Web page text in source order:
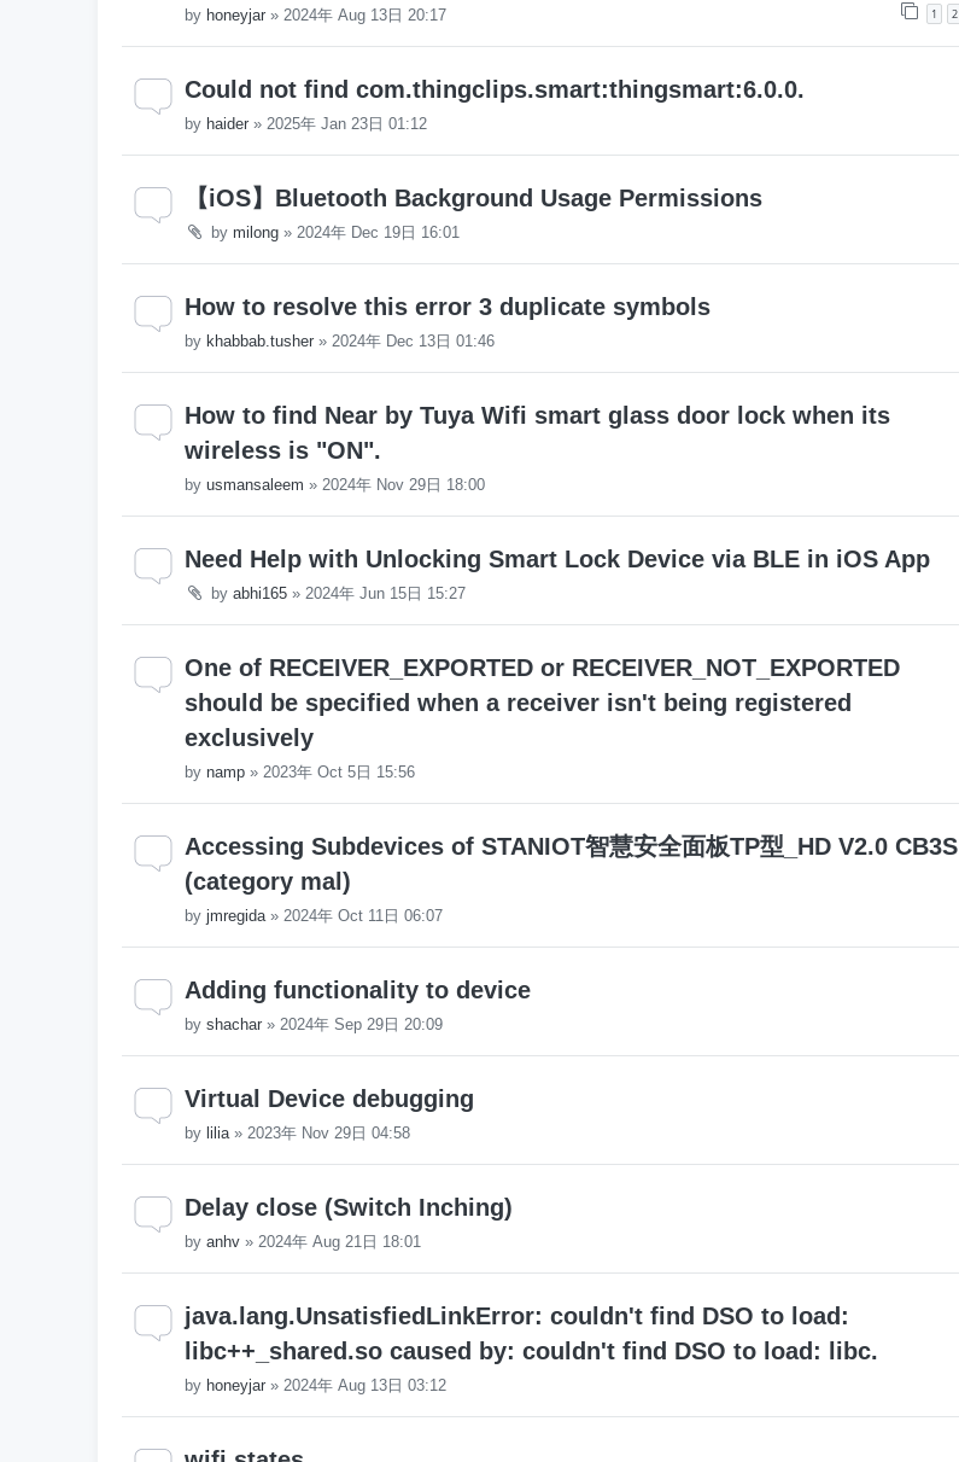
by honeyjar » 2024年 Aug 13日 20:17 1 2
Could not find com.thingclips.smart:thingsmart:6.0.0.
by haider » 2025年 Jan 23日 01:12
【iOS】Bluetooth Background Usage Permissions
by milong » 2024年 Dec 19日 16:01
How to resolve this error 3 duplicate symbols
by khabbab.tusher » 2024年 Dec 13日 01:46
How to find Near by Tuya Wifi smart glass door lock when its
wireless is "ON".
by usmansaleem » 2024年 Nov 29日 18:00
Need Help with Unlocking Smart Lock Device via BLE in iOS App
by abhi165 » 2024年 Jun 15日 15:27
One of RECEIVER_EXPORTED or RECEIVER_NOT_EXPORTED
should be specified when a receiver isn't being registered
exclusively
by namp » 2023年 Oct 5日 15:56
Accessing Subdevices of STANIOT智慧安全面板TP型_HD V2.0 CB3S
(category mal)
by jmregida» 2024年 Oct 11日 06:07
Adding functionality to device
by shachar » 2024年 Sep 29日 20:09
Virtual Device debugging
by lilia» 2023年 Nov 29日 04:58
Delay close (Switch Inching)
by anhv » 2024年 Aug 21日 18:01
java.lang.UnsatisfiedLinkError: couldn't find DSO to load:
libc++_shared.so caused by: couldn't find DSO to load: libc.
by honeyjar » 2024年 Aug 13日 03:12